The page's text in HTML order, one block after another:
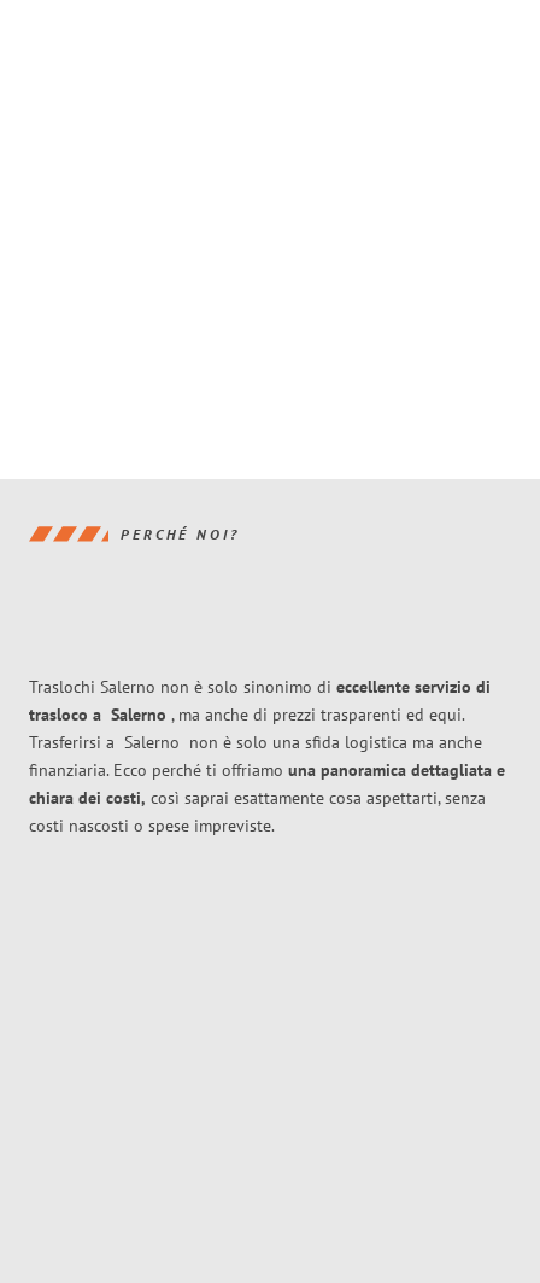
PERCHÉ NOI?
Traslochi Salerno non è solo sinonimo di eccellente servizio di
trasloco a Salerno , ma anche di prezzi trasparenti ed equi.
Trasferirsi a Salerno non è solo una sfida logistica ma anche
finanziaria. Ecco perché ti offriamo una panoramica dettagliata e
chiara dei costi, così saprai esattamente cosa aspettarti, senza
costi nascosti o spese impreviste.